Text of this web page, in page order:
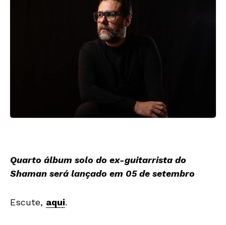
Quarto álbum solo do ex-guitarrista do
Shaman será lançado em 05 de setembro
Escute, aqui.